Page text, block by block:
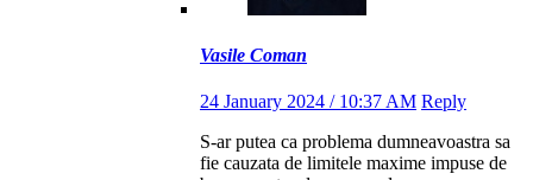
Vasile Coman
24 January 2024 / 10:37 AM Reply
S-ar putea ca problema dumneavoastra sa
fie cauzata de limitele maxime impuse de